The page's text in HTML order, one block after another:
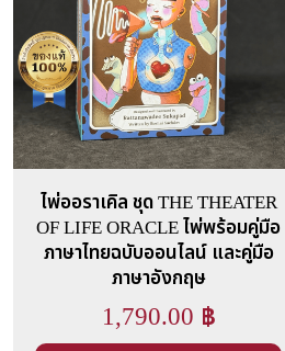
ไพ่ออราเคิล ชุด THE THEATER
OF LIFE ORACLE ไพ่พร้อมคู่มือ
ภาษาไทยฉบับออนไลน์ และคู่มือ
ภาษาอังกฤษ
1,790.00 ฿